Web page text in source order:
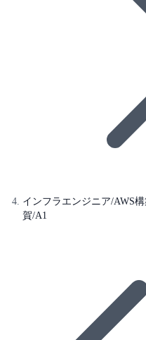
インフラエンジニア/AWS
賀/A1